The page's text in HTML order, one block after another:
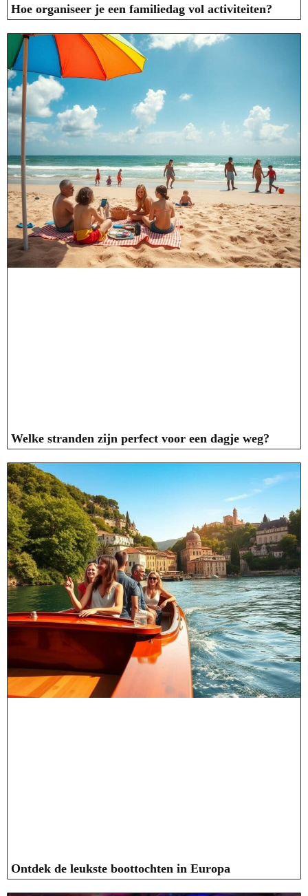
Hoe organiseer je een familiedag vol activiteiten?
Welke stranden zijn perfect voor een dagje weg?
Ontdek de leukste boottochten in Europa